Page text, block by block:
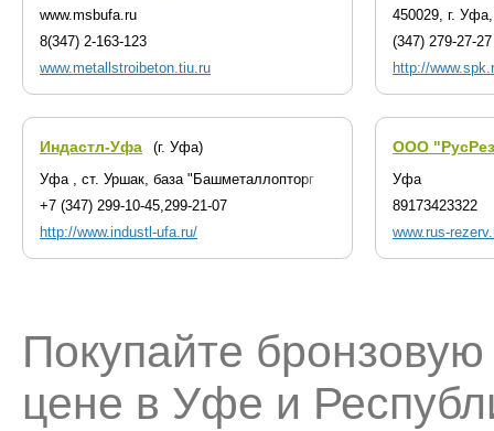
www.msbufa.ru
8(347) 2-163-123
www.metallstroibeton.tiu.ru
450029, г.
(347) 279-27-27
http://
Индастл-Уфа
(г. Уфа)
Уфа , ст. Уршак, база "Башметаллопторг
+7 (347) 299-10-45,299-21-07
http://www.industl-ufa.ru/
ООО
Уфа
89173423322
www.rus-
Покупайте
цене в Уфе и